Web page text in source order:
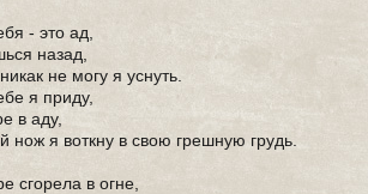
- это ад,
назад,
не могу я уснуть.
я приду,
в аду,
нож я воткну в свою грешную грудь.
сгорела в огне,